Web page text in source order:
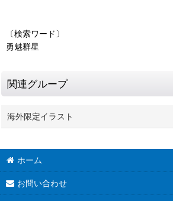
〔検索ワード〕
勇魅群星
関連グループ
海外限定イラスト
ホーム
お問い合わせ